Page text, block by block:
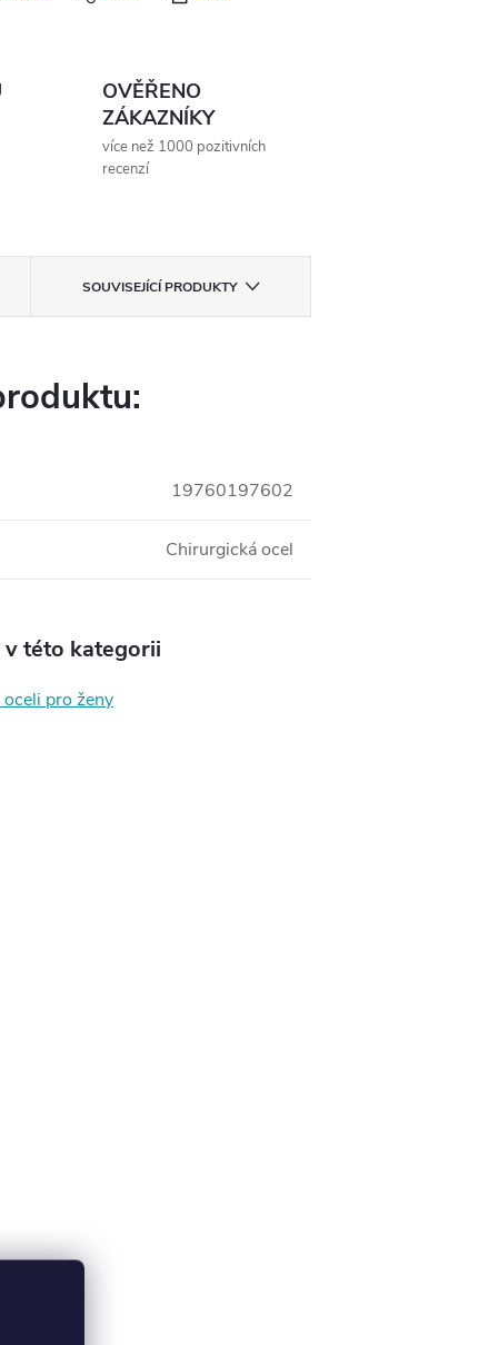
OVĚŘENO
ZÁKAZNÍKY
více než 1000 pozitivních
recenzí
SOUVISEJÍCÍ PRODUKTY
19760197602
Chirurgická ocel
této kategorii
pro ženy